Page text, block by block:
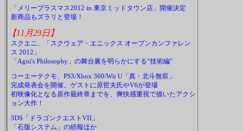
「メリープラスマス2012 in 東京ミッドタウン店」開催決定
新商品もズラリと登場！
【11月29日】
スクエニ、「スクウェア・エニックス オープンカンファレン
ス 2012」
「Agni's Philosophy」の舞台裏を明らかにする“技術編”
コーエーテクモ、PS3/Xbox 360/Wii U「真・北斗無双」
完成発表会を開催。ゲストに原哲夫氏やV6が登場
初映像化となる原作最終章までを、爽快感重視で描いたアクシ
ョン大作！
3DS「ドラゴンクエストVII」
「石版システム」の続報ほか